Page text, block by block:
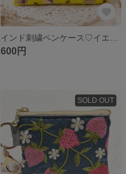
600円
SOLD OUT